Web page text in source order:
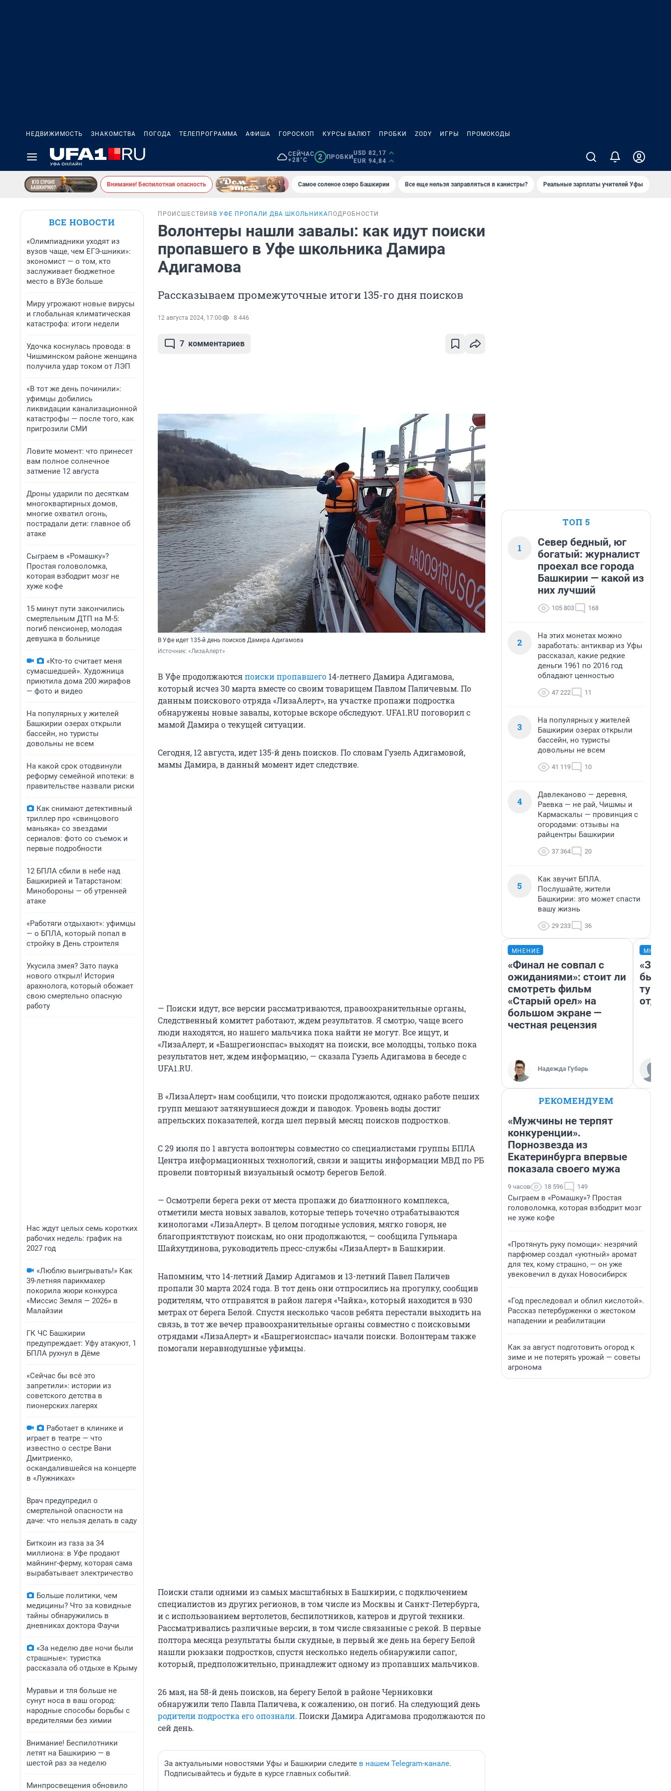
НЕДВИЖИМОСТЬ ЗНАКОМСТВА ПОГОДА ТЕЛЕПРОГРАММА АФИША ГОРОСКОП КУРСЫ ВАЛЮТ ПРОБКИ ZODY ИГРЫ ПРОМОКОДЫ
СЕЙЧАС
+28°C
2 ПРОБКИ
USD 82,17
EUR 94,84
Внимание! Беспилотная опасность Самое соленое озеро Башкирии Все еще нельзя заправляться в канистры? Реальные зарплаты учителей Уфы
ВСЕ НОВОСТИ
«Олимпиадники уходят из
вузов чаще, чем ЕГЭ-шники»:
экономист — о том, кто
заслуживает бюджетное
место в ВУЗе больше
Миру угрожают новые вирусы
и глобальная климатическая
катастрофа: итоги недели
Удочка коснулась провода: в
Чишминском районе женщина
получила удар током от ЛЭП
«В тот же день починили»:
уфимцы добились
ликвидации канализационной
катастрофы — после того, как
пригрозили СМИ
Ловите момент: что принесет
вам полное солнечное
затмение 12 августа
Дроны ударили по десяткам
многоквартирных домов,
многие охватил огонь,
пострадали дети: главное об
атаке
Сыграем в «Ромашку»?
Простая головоломка,
которая взбодрит мозг не
хуже кофе
15 минут пути закончились
смертельным ДТП на М-5:
погиб пенсионер, молодая
девушка в больнице
«Кто-то считает меня
сумасшедшей». Художница
приютила дома 200 жирафов
— фото и видео
На популярных у жителей
Башкирии озерах открыли
бассейн, но туристы
довольны не всем
На какой срок отодвинули
реформу семейной ипотеки: в
правительстве назвали риски
Как снимают детективный
триллер про «свинцового
маньяка» со звездами
сериалов: фото со съемок и
первые подробности
12 БПЛА сбили в небе над
Башкирией и Татарстаном:
Минобороны — об утренней
атаке
«Работяги отдыхают»: уфимцы
— о БПЛА, который попал в
стройку в День строителя
Укусила змея? Зато паука
нового открыл! История
арахнолога, который обожает
свою смертельно опасную
работу
Нас ждут целых семь коротких
рабочих недель: график на
2027 год
«Люблю выигрывать!» Как
39-летняя парикмахер
покорила жюри конкурса
«Миссис Земля — 2026» в
Малайзии
ГК ЧС Башкирии
предупреждает: Уфу атакуют, 1
БПЛА рухнул в Дёме
«Сейчас бы всё это
запретили»: истории из
советского детства в
пионерских лагерях
Работает в клинике и
играет в театре — что
известно о сестре Вани
Дмитриенко,
оскандалившейся на концерте
в «Лужниках»
Врач предупредил о
смертельной опасности на
даче: что нельзя делать в саду
Биткоин из газа за 34
миллиона: в Уфе продают
майнинг-ферму, которая сама
вырабатывает электричество
Больше политики, чем
медицины? Что за ковидные
тайны обнаружились в
дневниках доктора Фаучи
«За неделю две ночи были
страшные»: туристка
рассказала об отдыхе в Крыму
Муравьи и тля больше не
сунут носа в ваш огород:
народные способы борьбы с
вредителями без химии
Внимание! Беспилотники
летят на Башкирию — в
шестой раз за неделю
Минпросвещения обновило
ПРОИСШЕСТВИЯ В УФЕ ПРОПАЛИ ДВА ШКОЛЬНИКА ПОДРОБНОСТИ
Волонтеры нашли завалы: как идут поиски
пропавшего в Уфе школьника Дамира
Адигамова
Рассказываем промежуточные итоги 135-го дня поисков
12 августа 2024, 17:00 8 446
7 комментариев
В Уфе идет 135-й день поисков Дамира Адигамова
Источник: «ЛизаАлерт»
В Уфе продолжаютсяпоиски пропавшего 14-летнего Дамира Адигамова,
который исчез 30 марта вместе со своим товарищем Павлом Паличевым. По
данным поискового отряда «ЛизаАлерт», на участке пропажи подростка
обнаружены новые завалы, которые вскоре обследуют. UFA1.RU поговорил с
мамой Дамира о текущей ситуации.
Сегодня, 12 августа, идет 135-й день поисков. По словам Гузель Адигамовой,
мамы Дамира, в данный момент идет следствие.
— Поиски идут, все версии рассматриваются, правоохранительные органы,
Следственный комитет работают, ждем результатов. Я смотрю, чаще всего
люди находятся, но нашего мальчика пока найти не могут. Все ищут, и
«ЛизаАлерт, и «Башрегионспас» выходят на поиски, все молодцы, только пока
результатов нет, ждем информацию, — сказала Гузель Адигамова в беседе с
UFA1.RU.
В «ЛизаАлерт» нам сообщили, что поиски продолжаются, однако работе пеших
групп мешают затянувшиеся дожди и паводок. Уровень воды достиг
апрельских показателей, когда шел первый месяц поисков подростков.
С 29 июля по 1 августа волонтеры совместно со специалистами группы БПЛА
Центра информационных технологий, связи и защиты информации МВД по РБ
провели повторный визуальный осмотр берегов Белой.
— Осмотрели берега реки от места пропажи до биатлонного комплекса,
отметили места новых завалов, которые теперь точечно отрабатываются
кинологами «ЛизаАлерт». В целом погодные условия, мягко говоря, не
благоприятствуют поискам, но они продолжаются, — сообщила Гульнара
Шайхутдинова, руководитель пресс-службы «ЛизаАлерт» в Башкирии.
Напомним, что 14-летний Дамир Адигамов и 13-летний Павел Паличев
пропали 30 марта 2024 года. В тот день они отпросились на прогулку, сообщив
родителям, что отправятся в район лагеря «Чайка», который находится в 930
метрах от берега Белой. Спустя несколько часов ребята перестали выходить на
связь, в тот же вечер правоохранительные органы совместно с поисковыми
отрядами «ЛизаАлерт» и «Башрегионспас» начали поиски. Волонтерам также
помогали неравнодушные уфимцы.
Поиски стали одними из самых масштабных в Башкирии, с подключением
специалистов из других регионов, в том числе из Москвы и Санкт-Петербурга,
и с использованием вертолетов, беспилотников, катеров и другой техники.
Рассматривались различные версии, в том числе связанные с рекой. В первые
полтора месяца результаты были скудные, в первый же день на берегу Белой
нашли рюкзаки подростков, спустя несколько недель обнаружили сапог,
который, предположительно, принадлежит одному из пропавших мальчиков.
26 мая, на 58-й день поисков, на берегу Белой в районе Черниковки
обнаружили тело Павла Паличева, к сожалению, он погиб. На следующий день
родители подростка его опознали. Поиски Дамира Адигамова продолжаются по
сей день.
За актуальными новостями Уфы и Башкирии следите в нашем Telegram-канале.
Подписывайтесь и будьте в курсе главных событий.
ТОП 5
1
Север бедный, юг
богатый: журналист
проехал все города
Башкирии — какой из
них лучший
105 803 168
2
На этих монетах можно
заработать: антиквар из Уфы
рассказал, какие редкие
деньги 1961 по 2016 год
обладают ценностью
47 222 11
3
На популярных у жителей
Башкирии озерах открыли
бассейн, но туристы
довольны не всем
41 119 10
4
Давлеканово — деревня,
Раевка — не рай, Чишмы и
Кармаскалы — провинция с
огородами: отзывы на
райцентры Башкирии
37 364 20
5
Как звучит БПЛА.
Послушайте, жители
Башкирии: это может спасти
вашу жизнь
29 233 36
МНЕНИЕ
«Финал не совпал с
ожиданиями»: стоит ли
смотреть фильм
«Старый орел» на
большом экране —
честная рецензия
Надежда Губарь
«За
были
РЕКОМЕНДУЕМ
«Мужчины не терпят
конкуренции».
Порнозвезда из
Екатеринбурга впервые
показала своего мужа
9 часов 18 596 149
Сыграем в «Ромашку»? Простая
головоломка, которая взбодрит мозг
не хуже кофе
«Протянуть руку помощи»: незрячий
парфюмер создал «уютный» аромат
для тех, кому страшно, — он уже
увековечил в духах Новосибирск
«Год преследовал и облил кислотой».
Рассказ петербурженки о жестоком
нападении и реабилитации
Как за август подготовить огород к
зиме и не потерять урожай — советы
агронома